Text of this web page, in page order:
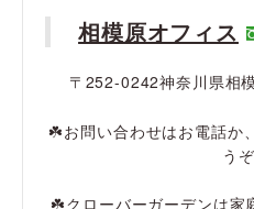
相模原オフィス
〒252-0242神奈川県相
☘️お問い合わせはお電話か
うぞ
☘️クローバーガーデンは家